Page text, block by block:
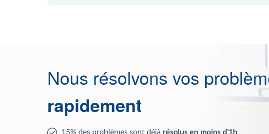
Nous résolvons vos
rapidement
15% des problèmes sont déjà résolus en moins d'1h